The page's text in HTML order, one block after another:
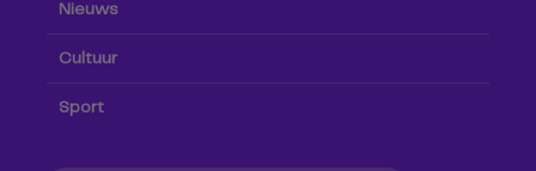
Nieuws
Cultuur
Sport